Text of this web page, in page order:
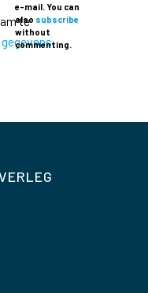
e-mail. You can
also subscribe
without
commenting.
te